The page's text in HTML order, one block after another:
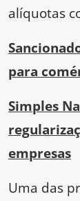
alíquotas
para
Simples
empresas
Uma das